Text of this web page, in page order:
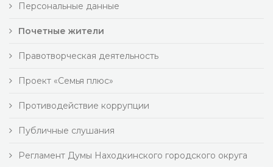
Персональные данные
Почетные жители
Правотворческая деятельность
Проект «Семья плюс»
Противодействие коррупции
Публичные слушания
Регламент Думы Находкинского городского округа